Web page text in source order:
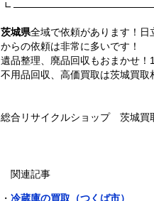
┗
茨城県全域で依頼があります！
からの依頼は非常に多いです！
遺品整理、廃品回収もおまかせ！
不用品回収、高価買取は茨城買取
総合リサイクルショップ 茨城買
関連記事
・ 冷蔵庫の買取（つくば市）